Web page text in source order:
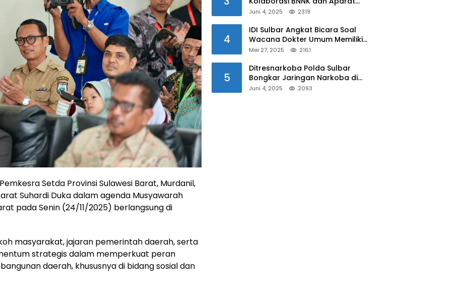
Setda Provinsi Sulawesi Barat, Murdanil,
Suhardi Duka dalam agenda Musyawarah
pada Senin (24/11/2025) berlangsung di
masyarakat, jajaran pemerintah daerah, serta
strategis dalam memperkuat peran
daerah, khususnya di bidang sosial dan
Kepolisian Tekan Penyalahgunaan
Juni 4, 2025 2319
4
IDI Sulbar Angkat Bicara Soal
Wacana Dokter Umum Memiliki
Kewenangan Operasi Caesar
Mei 27, 2025 2161
5
Ditresnarkoba Polda Sulbar
Bongkar Jaringan Narkoba di
Mamuju, Dua Pria Ditangkap! Jejak
Juni 4, 2025 2093